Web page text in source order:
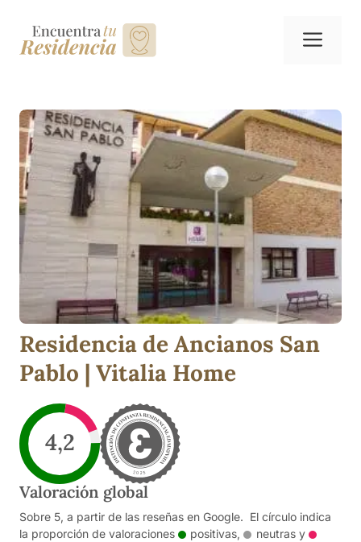
contenido
Residencia de Ancianos San
Pablo | Vitalia Home
4,2
Valoración global
Sobre 5, a partir de las reseñas en Google. El círculo indica
la proporción de valoraciones
positivas, neutrasy